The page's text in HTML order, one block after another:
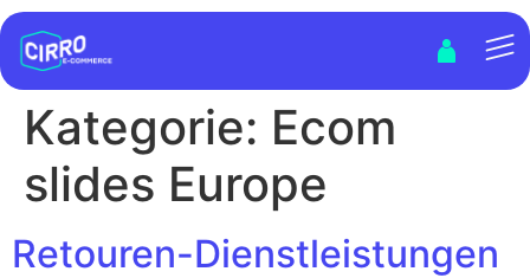
Kategorie: Ecom
slides Europe
Retouren-Dienstleistungen